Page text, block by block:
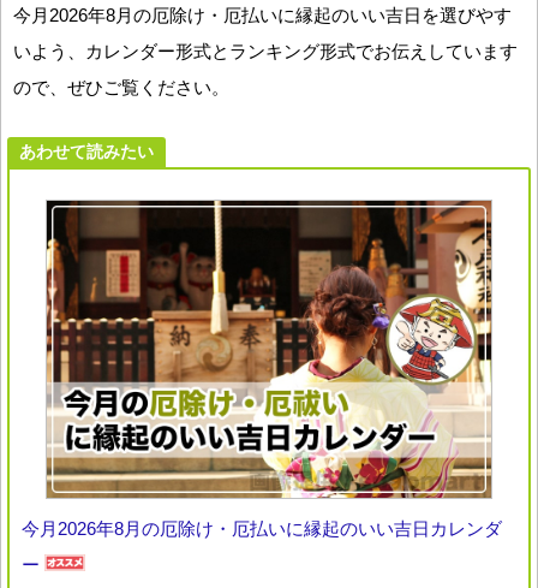
今月2026年8月の厄除け・厄払いに縁起のいい吉日を選びやす
いよう、カレンダー形式とランキング形式でお伝えしています
ので、ぜひご覧ください。
あわせて読みたい
今月2026年8月の厄除け・厄払いに縁起のいい吉日カレンダ
ー